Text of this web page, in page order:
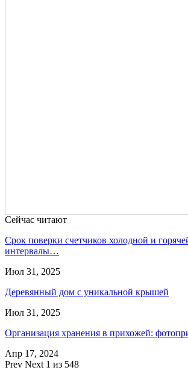
Сейчас читают
Срок поверки счетчиков холодной и
интервалы…
Июл 31, 2025
Деревянный дом с уникальной крышей
Июл 31, 2025
Организация хранения в прихожей:
Апр 17, 2024
Prev Next 1 из 548